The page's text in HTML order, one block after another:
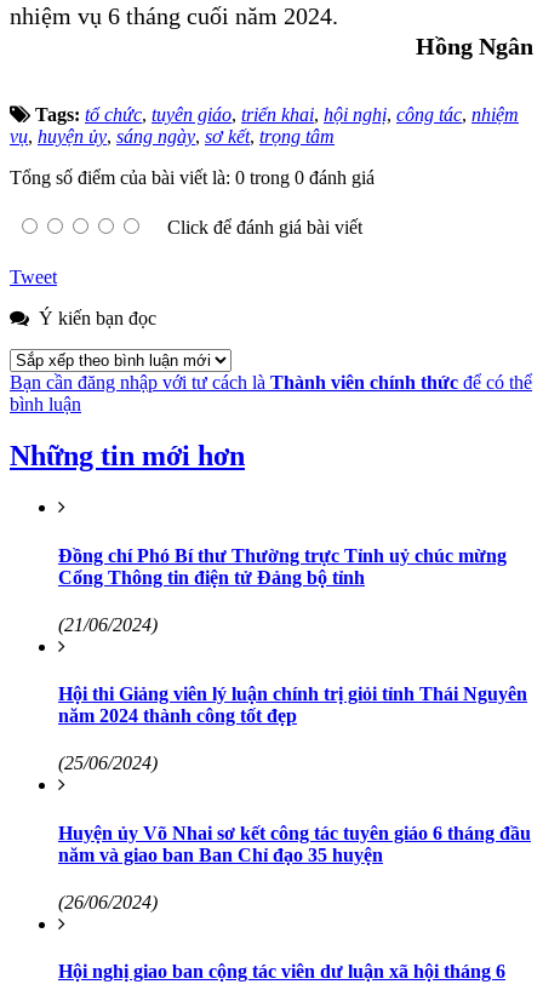
nhiệm vụ 6 tháng cuối năm 2024.
Hồng Ngân
Tags: tổ chức, tuyên giáo, triển khai, hội nghị, công tác, nhiệm
vụ, huyện ủy, sáng ngày, sơ kết, trọng tâm
Tổng số điểm của bài viết là: 0 trong 0 đánh giá
Click để đánh giá bài viết
Tweet
Ý kiến bạn đọc
Bạn cần đăng nhập với tư cách là Thành viên chính thức để có thể
bình luận
Những tin mới hơn
Đồng chí Phó Bí thư Thường trực Tỉnh uỷ chúc mừng
Cổng Thông tin điện tử Đảng bộ tỉnh
(21/06/2024)
Hội thi Giảng viên lý luận chính trị giỏi tỉnh Thái Nguyên
năm 2024 thành công tốt đẹp
(25/06/2024)
Huyện ủy Võ Nhai sơ kết công tác tuyên giáo 6 tháng đầu
năm và giao ban Ban Chỉ đạo 35 huyện
(26/06/2024)
Hội nghị giao ban cộng tác viên dư luận xã hội tháng 6